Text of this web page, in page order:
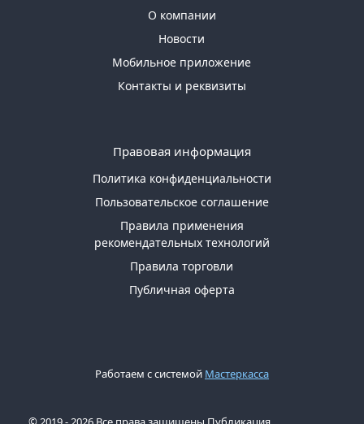
О компании
Новости
Мобильное приложение
Контакты и реквизиты
Правовая информация
Политика конфиденциальности
Пользовательское соглашение
Правила применения
рекомендательных технологий
Правила торговли
Публичная оферта
Работаем с системой Мастеркасса